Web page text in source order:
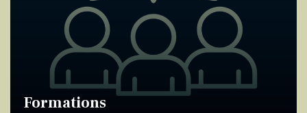
Formations